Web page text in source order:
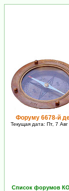
Форуму 6678-й
Текущая дата: Пт, 7
Список форумов